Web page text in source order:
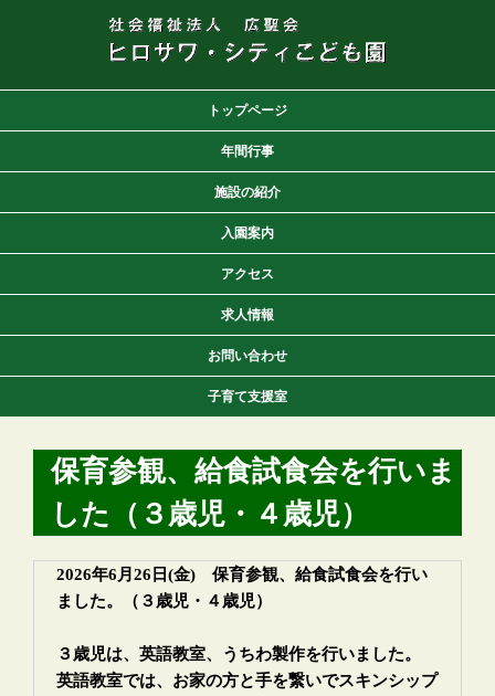
トップページ
年間行事
施設の紹介
入園案内
アクセス
求人情報
お問い合わせ
子育て支援室
保育参観、給食試食会を行いま
した（３歳児・４歳児）
2026年6月26日(金) 保育参観、給食試食会を行い
ました。（３歳児・４歳児）
３歳児は、英語教室、うちわ製作を行いました。
英語教室では、お家の方と手を繋いでスキンシップ